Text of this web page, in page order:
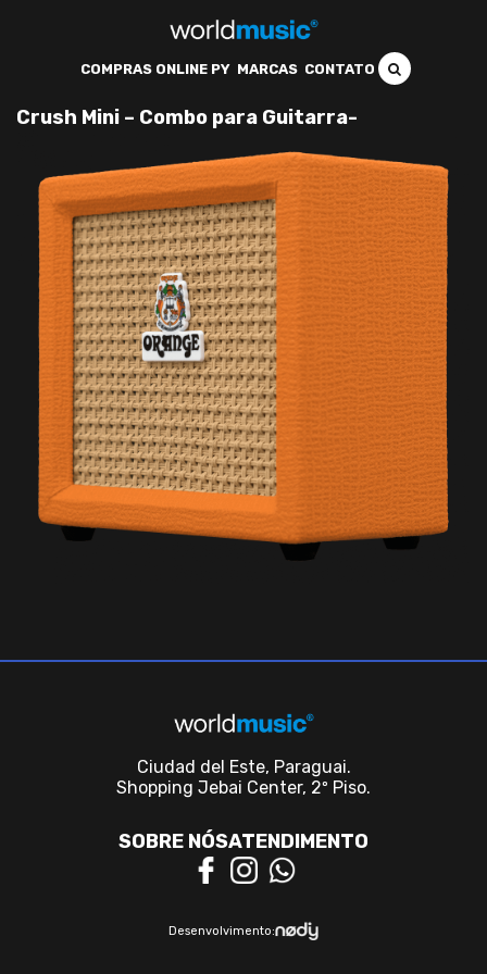
COMPRAS ONLINE PY MARCAS CONTATO
Crush Mini – Combo para Guitarra-
Ciudad del Este, Paraguai.
Shopping Jebai Center, 2º Piso.
SOBRE NÓSATENDIMENTO
Desenvolvimento: